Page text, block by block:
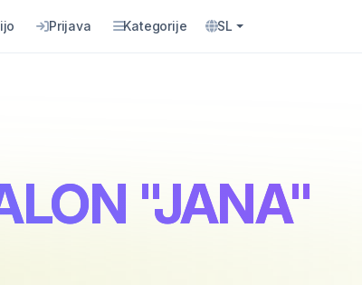
Prijava Kategorije SL
"JANA"